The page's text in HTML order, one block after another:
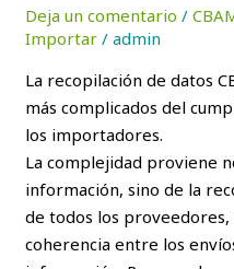
Deja un comentario /
Importar /admin
La recopilación de datos
más complicados del
los importadores.
La complejidad proviene
información, sino de la
de todos los proveedores,
coherencia entre los